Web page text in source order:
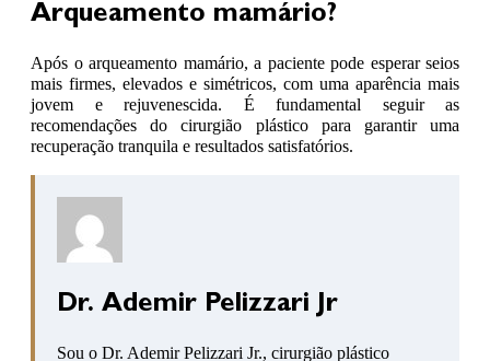
Arqueamento mamário?
Após o arqueamento mamário, a paciente pode esperar seios
mais firmes, elevados e simétricos, com uma aparência mais
jovem e rejuvenescida. É fundamental seguir as
recomendações do cirurgião plástico para garantir uma
recuperação tranquila e resultados satisfatórios.
Dr. Ademir Pelizzari Jr
Sou o Dr. Ademir Pelizzari Jr., cirurgião plástico